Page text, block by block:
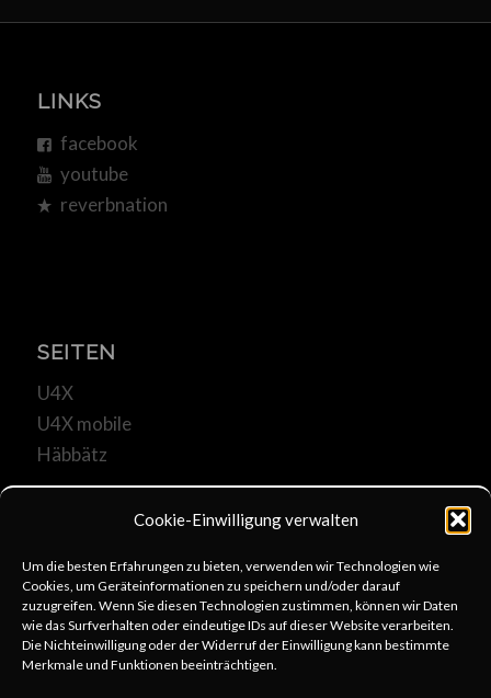
Cookie-Einwilligung verwalten
Um die besten Erfahrungen zu bieten, verwenden wir Technologien wie
Cookies, um Geräteinformationen zu speichern und/oder darauf
zuzugreifen. Wenn Sie diesen Technologien zustimmen, können wir Daten
wie das Surfverhalten oder eindeutige IDs auf dieser Website verarbeiten.
Die Nichteinwilligung oder der Widerruf der Einwilligung kann bestimmte
Merkmale und Funktionen beeinträchtigen.
LINKS
facebook
youtube
reverbnation
SEITEN
U4X
U4X mobile
Häbbätz
KOMMUNIKATION
u4x@web.de
+49 6253 806333